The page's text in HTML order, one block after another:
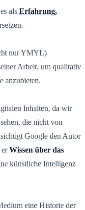
als Erfahrung,
nur YMYL)
Arbeit, um qualitativ
anzubieten.
Inhalten, da wir
die nicht von
Google den Autor
erWissen über das
künstliche Intelligenz
eine Historie der